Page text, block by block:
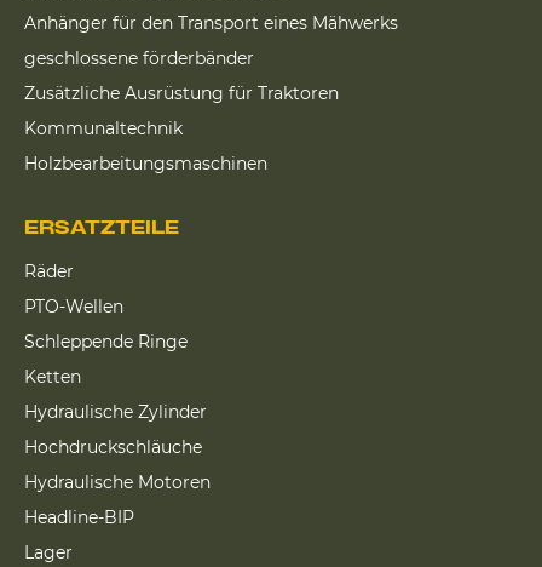
Anhänger für den Transport eines Mähwerks
geschlossene förderbänder
Zusätzliche Ausrüstung für Traktoren
Kommunaltechnik
Holzbearbeitungsmaschinen
ERSATZTEILE
Räder
PTO-Wellen
Schleppende Ringe
Ketten
Hydraulische Zylinder
Hochdruckschläuche
Hydraulische Motoren
Headline-BIP
Lager